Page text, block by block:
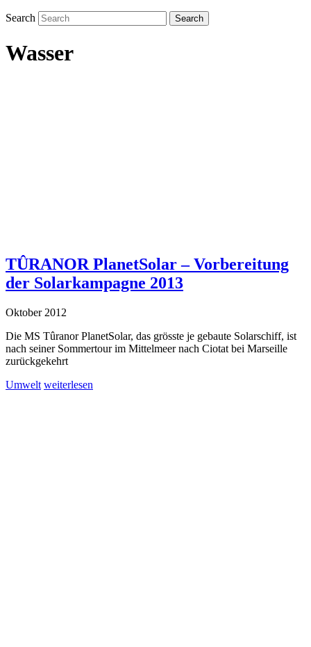
Search
Wasser
TÛRANOR PlanetSolar – Vorbereitung
der Solarkampagne 2013
Oktober 2012
Die MS Tûranor PlanetSolar, das grösste je gebaute Solarschiff, ist
nach seiner Sommertour im Mittelmeer nach Ciotat bei Marseille
zurückgekehrt
Umwelt weiterlesen